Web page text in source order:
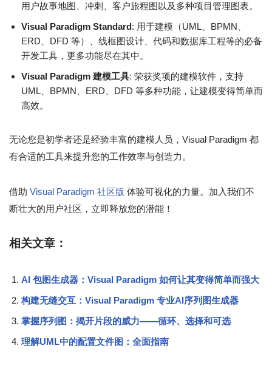
用户故事地图、冲刺、客户旅程图以及多种项目管理图表。
Visual Paradigm Standard: 用于建模（UML、BPMN、
ERD、DFD 等）、线框图设计、代码和数据库工程等的必备
开发工具，更多功能尽在其中。
Visual Paradigm 建模工具: 荣获奖项的建模软件，支持
UML、BPMN、ERD、DFD 等多种功能，让建模变得简单而
高效。
无论您是初学者还是经验丰富的建模人员，Visual Paradigm 都
有合适的工具来提升您的工作效率与创造力。
借助 Visual Paradigm 社区版 体验可视化的力量。加入我们不
断壮大的用户社区，立即释放您的潜能！
相关文章：
AI 包图生成器：Visual Paradigm 如何让其变得简单而强大
构建无缝交互：Visual Paradigm 专业AI序列图生成器
掌握序列图：揭开片段的威力——循环、选择和可选
理解UML中的配置文件图：全面指南